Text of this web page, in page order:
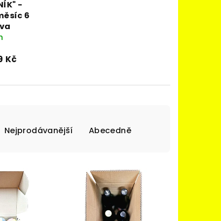
-
6
Kč
Nejprodávanější Abecedně